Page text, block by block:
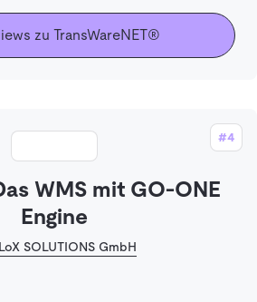
zu TransWareNET®
#4
WMS mit GO-ONE
Engine
SOLUTIONS GmbH